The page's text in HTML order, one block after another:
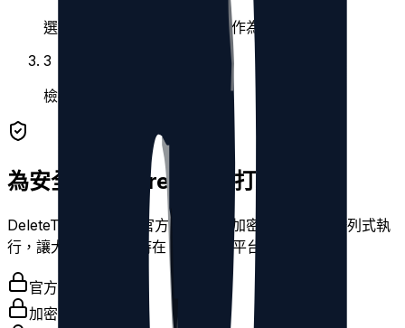
選擇回覆、轉發、引用或貼文作為內容類型。
3
檢視符合項目後刪除。
為安全清理 Threads 而打造
DeleteThreads 採用官方 OAuth、加密令牌儲存與佇列式執
行，讓大量清理仍維持在 Threads 平台限制內。
官方 OAuth
加密令牌